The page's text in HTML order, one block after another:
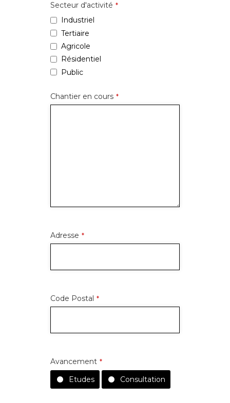
Secteur d'activité *
Industriel
Tertiaire
Agricole
Résidentiel
Public
Chantier en cours *
Adresse *
Code Postal *
Avancement *
Etudes Consultation